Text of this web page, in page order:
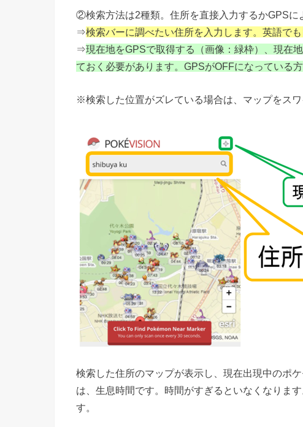
②検索方法は2種類。住所を直接入力するかGPSに
⇒検索バーに調べたい住所を入力します。英語で
⇒現在地をGPSで取得する（画像：緑枠）、現在
ておく必要があります。GPSがOFFになっている
※検索した位置がズレている場合は、マップをス
検索した住所のマップが表示し、現在出現中のポ
は、生息時間です。時間がすぎるといなくなりま
す。